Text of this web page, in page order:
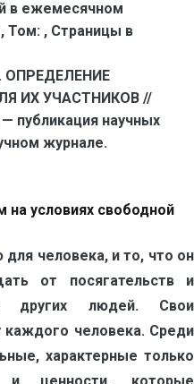
в ежемесячном
, Том: , Страницы в
. ОПРЕДЕЛЕНИЕ
ИХ УЧАСТНИКОВ //
публикация научных
журнале.
на условиях свободной
человека, и то, что он
от посягательств и
других людей. Свои
каждого человека. Среди
характерные только